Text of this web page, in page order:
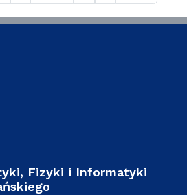
Fizyki i Informatyki